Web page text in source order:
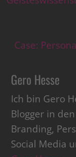
Case:
Gero Hesse
Ich bin Gero
Blogger in
Branding,
Social Media